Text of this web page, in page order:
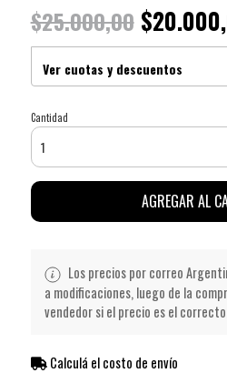
$25.000,00
Ver cuotas y descuentos
Cantidad
AGREGAR AL
Los precios por correo
a modificaciones, luego de la
vendedor si el precio es el correcto.
Calculá el costo de envío